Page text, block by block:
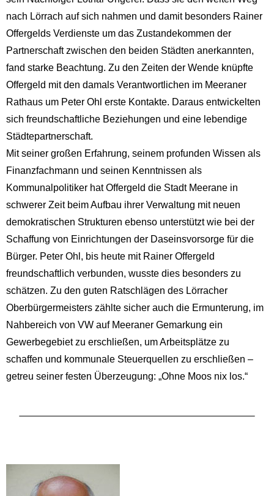
nach Lörrach auf sich nahmen und damit besonders Rainer
Offergelds Verdienste um das Zustandekommen der
Partnerschaft zwischen den beiden Städten anerkannten,
fand starke Beachtung. Zu den Zeiten der Wende knüpfte
Offergeld mit den damals Verantwortlichen im Meeraner
Rathaus um Peter Ohl erste Kontakte. Daraus entwickelten
sich freundschaftliche Beziehungen und eine lebendige
Städtepartnerschaft.
Mit seiner großen Erfahrung, seinem profunden Wissen als
Finanzfachmann und seinen Kenntnissen als
Kommunalpolitiker hat Offergeld die Stadt Meerane in
schwerer Zeit beim Aufbau ihrer Verwaltung mit neuen
demokratischen Strukturen ebenso unterstützt wie bei der
Schaffung von Einrichtungen der Daseinsvorsorge für die
Bürger. Peter Ohl, bis heute mit Rainer Offergeld
freundschaftlich verbunden, wusste dies besonders zu
schätzen. Zu den guten Ratschlägen des Lörracher
Oberbürgermeisters zählte sicher auch die Ermunterung, im
Nahbereich von VW auf Meeraner Gemarkung ein
Gewerbegebiet zu erschließen, um Arbeitsplätze zu
schaffen und kommunale Steuerquellen zu erschließen –
getreu seiner festen Überzeugung: „Ohne Moos nix los.“